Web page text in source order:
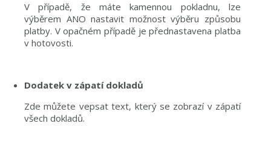
V případě, že máte kamennou pokladnu, lze
výběrem ANO nastavit možnost výběru způsobu
platby. V opačném případě je přednastavena platba
v hotovosti.
Dodatek v zápatí dokladů
Zde můžete vepsat text, který se zobrazí v zápatí
všech dokladů.